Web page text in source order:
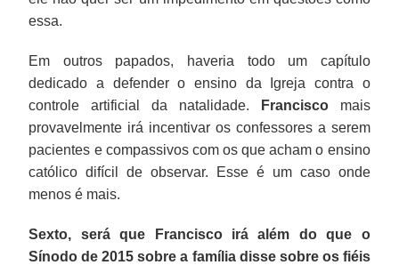
essa.
Em outros papados, haveria todo um capítulo
dedicado a defender o ensino da Igreja contra o
controle artificial da natalidade.
Franciscomais
provavelmente irá incentivar os confessores a serem
pacientes e compassivos com os que acham o ensino
católico difícil de observar. Esse é um caso onde
menos é mais.
Sexto, será que Francisco irá além do que o
Sínodo de 2015 sobre a família disse sobre os fiéis